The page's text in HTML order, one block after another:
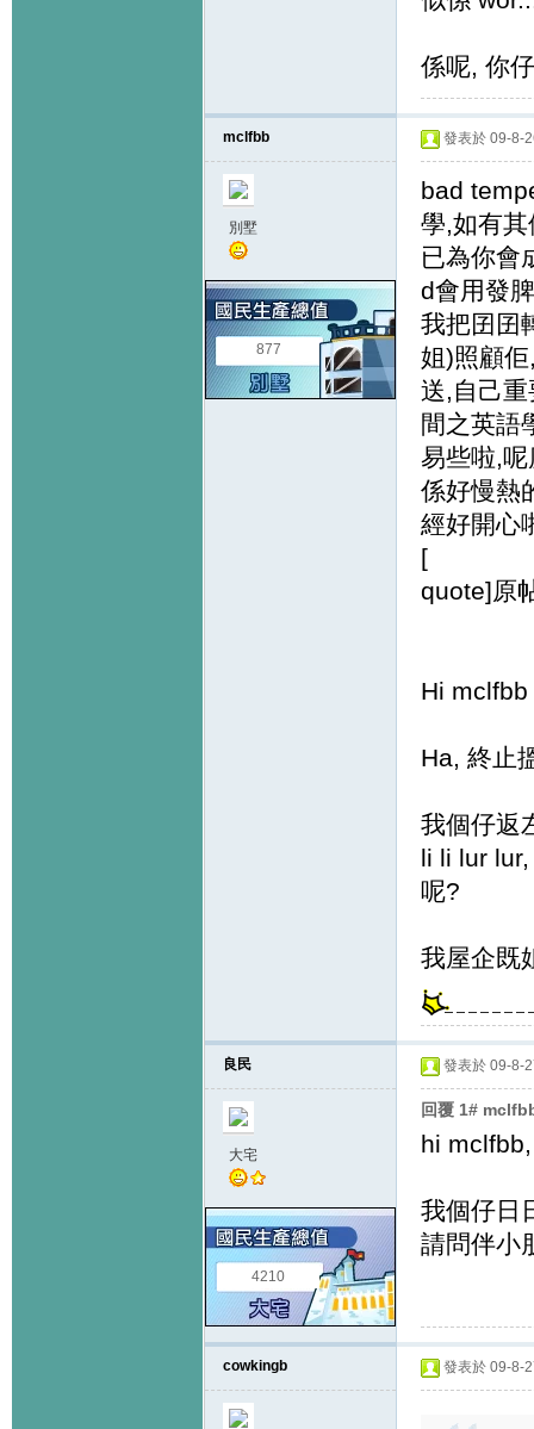
係呢, 你
mclfbb
別墅
877
發表於 09-8-
bad
學,如有
已為你會
d會用發
我把囝囝
姐)照顧
送,自己
間之英語
易些啦,
係好慢熱
經好開心
[
quote]原
Hi mclfbb
Ha, 終止
我個仔返
li li lur
呢?
我屋企既
良民
大宅
4210
發表於 09-8-
回覆 1#
hi mclfbb,
我個仔日
請問伴小
cowkingb 發表於 09-8-